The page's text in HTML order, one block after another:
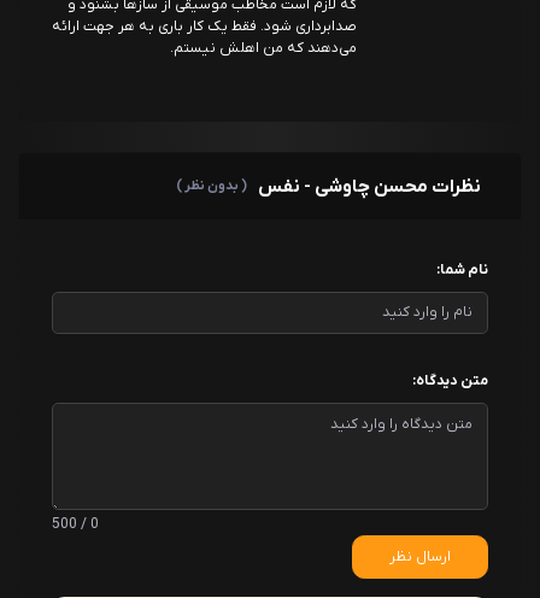
که لازم است مخاطب موسیقی از سازها بشنود و
صدابرداری شود. فقط یک کار باری به هر جهت ارائه
می‌دهند که من اهلش نیستم.
نظرات محسن چاوشی - نفس ( بدون نظر )
نام شما:
متن دیدگاه:
0 / 500
ارسال نظر